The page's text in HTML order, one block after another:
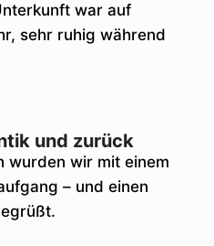
war auf
sehr ruhig während
und zurück
wurden wir mit einem
– und einen